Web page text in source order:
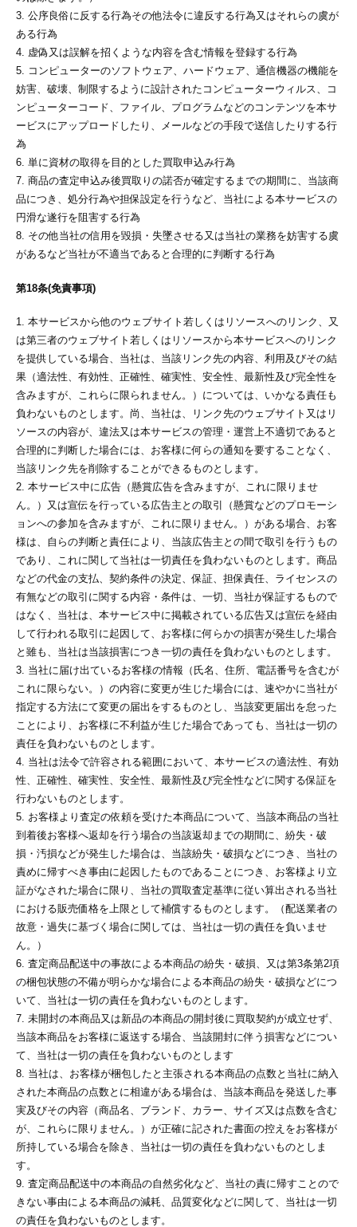
3. 公序良俗に反する行為その他法令に違反する行為又はそれらの虞が
ある行為
4. 虚偽又は誤解を招くような内容を含む情報を登録する行為
5. コンピューターのソフトウェア、ハードウェア、通信機器の機能を
妨害、破壊、制限するように設計されたコンピューターウィルス、コ
ンピューターコード、ファイル、プログラムなどのコンテンツを本サ
ービスにアップロードしたり、メールなどの手段で送信したりする行
為
6. 単に資材の取得を目的とした買取申込み行為
7. 商品の査定申込み後買取りの諾否が確定するまでの期間に、当該商
品につき、処分行為や担保設定を行うなど、当社による本サービスの
円滑な遂行を阻害する行為
8. その他当社の信用を毀損・失墜させる又は当社の業務を妨害する虞
があるなど当社が不適当であると合理的に判断する行為
第18条(免責事項)
1. 本サービスから他のウェブサイト若しくはリソースへのリンク、又
は第三者のウェブサイト若しくはリソースから本サービスへのリンク
を提供している場合、当社は、当該リンク先の内容、利用及びその結
果（適法性、有効性、正確性、確実性、安全性、最新性及び完全性を
含みますが、これらに限られません。）については、いかなる責任も
負わないものとします。尚、当社は、リンク先のウェブサイト又はリ
ソースの内容が、違法又は本サービスの管理・運営上不適切であると
合理的に判断した場合には、お客様に何らの通知を要することなく、
当該リンク先を削除することができるものとします。
2. 本サービス中に広告（懸賞広告を含みますが、これに限りませ
ん。）又は宣伝を行っている広告主との取引（懸賞などのプロモーシ
ョンへの参加を含みますが、これに限りません。）がある場合、お客
様は、自らの判断と責任により、当該広告主との間で取引を行うもの
であり、これに関して当社は一切責任を負わないものとします。商品
などの代金の支払、契約条件の決定、保証、担保責任、ライセンスの
有無などの取引に関する内容・条件は、一切、当社が保証するもので
はなく、当社は、本サービス中に掲載されている広告又は宣伝を経由
して行われる取引に起因して、お客様に何らかの損害が発生した場合
と雖も、当社は当該損害につき一切の責任を負わないものとします。
3. 当社に届け出ているお客様の情報（氏名、住所、電話番号を含むが
これに限らない。）の内容に変更が生じた場合には、速やかに当社が
指定する方法にて変更の届出をするものとし、当該変更届出を怠った
ことにより、お客様に不利益が生じた場合であっても、当社は一切の
責任を負わないものとします。
4. 当社は法令で許容される範囲において、本サービスの適法性、有効
性、正確性、確実性、安全性、最新性及び完全性などに関する保証を
行わないものとします。
5. お客様より査定の依頼を受けた本商品について、当該本商品の当社
到着後お客様へ返却を行う場合の当該返却までの期間に、紛失・破
損・汚損などが発生した場合は、当該紛失・破損などにつき、当社の
責めに帰すべき事由に起因したものであることにつき、お客様より立
証がなされた場合に限り、当社の買取査定基準に従い算出される当社
における販売価格を上限として補償するものとします。（配送業者の
故意・過失に基づく場合に関しては、当社は一切の責任を負いませ
ん。）
6. 査定商品配送中の事故による本商品の紛失・破損、又は第3条第2項
の梱包状態の不備が明らかな場合による本商品の紛失・破損などにつ
いて、当社は一切の責任を負わないものとします。
7. 未開封の本商品又は新品の本商品の開封後に買取契約が成立せず、
当該本商品をお客様に返送する場合、当該開封に伴う損害などについ
て、当社は一切の責任を負わないものとします
8. 当社は、お客様が梱包したと主張される本商品の点数と当社に納入
された本商品の点数とに相違がある場合は、当該本商品を発送した事
実及びその内容（商品名、ブランド、カラー、サイズ又は点数を含む
が、これらに限りません。）が正確に記された書面の控えをお客様が
所持している場合を除き、当社は一切の責任を負わないものとしま
す。
9. 査定商品配送中の本商品の自然劣化など、当社の責に帰すことので
きない事由による本商品の減耗、品質変化などに関して、当社は一切
の責任を負わないものとします。